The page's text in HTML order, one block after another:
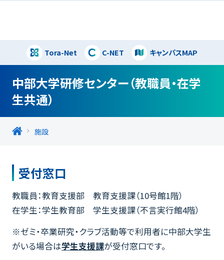
Tora-Net C-NET キャンパスMAP閉じる
中部大学研修センター（教職員・在学
生共通）
施設
受付窓口
教職員：教育支援部 教育支援課（10号館1階）
在学生：学生教育部 学生支援課（不言実行館4階）
※ゼミ・卒業研究・クラブ活動等で利用者に中部大学生
がいる場合は学生支援課が受付窓口です。